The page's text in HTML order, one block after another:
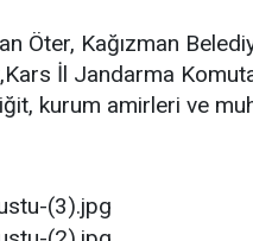
Öter, Kağızman
İl Jandarma
kurum amirleri ve